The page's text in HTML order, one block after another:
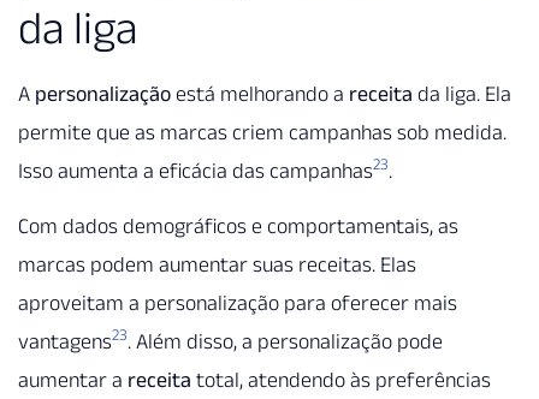
da liga
A personalização está melhorando a receita da liga. Ela
permite que as marcas criem campanhas sob medida.
Isso aumenta a eficácia das campanhas23.
Com dados demográficos e comportamentais, as
marcas podem aumentar suas receitas. Elas
aproveitam a personalização para oferecer mais
vantagens23. Além disso, a personalização pode
aumentar a receita total, atendendo às preferências